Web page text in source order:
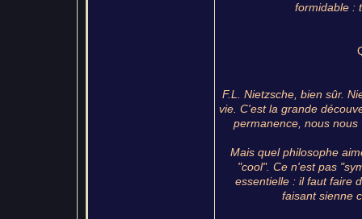
formidable :
F.L. Nietzsche, bien sûr.
vie. C'est la grande
permanence, nous
Mais quel philosophe
"cool". Ce n'est pas
essentielle : il faut faire
faisant sienne